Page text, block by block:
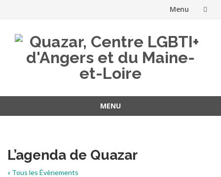
Menu
contenu
MENU
L’agenda de Quazar
« Tous les Évènements